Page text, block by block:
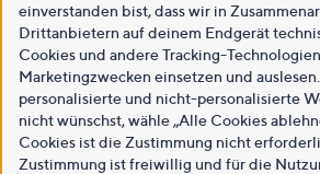
einverstanden bist, dass wir in
Drittanbietern auf deinem Endgerät
Cookies und andere Tracking-
Marketingzwecken einsetzen und
personalisierte und nicht-personalisierte
nicht wünschst, wähle „Alle Cookies
Cookies ist die Zustimmung nicht
Zustimmung ist freiwillig und für die